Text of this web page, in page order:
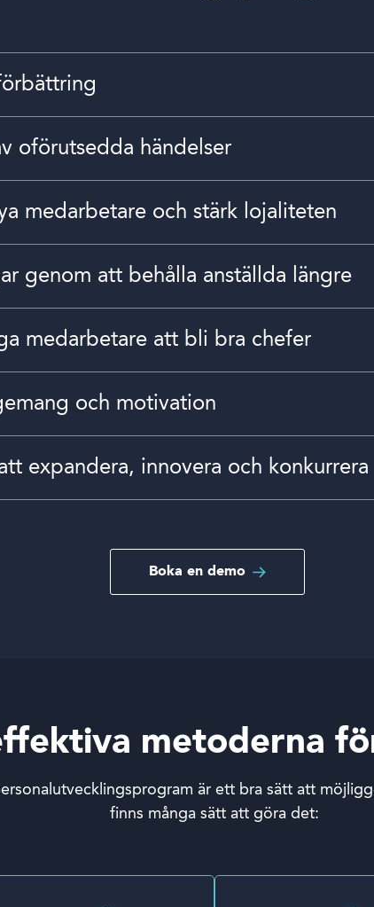
oförutsedda händelser
medarbetare och stärk lojaliteten
genom att behålla anställda längre
medarbetare att bli bra chefer
och motivation
expandera, innovera och konkurrera
Boka en demo
metoderna
är ett bra sätt att
finns många sätt att göra det: